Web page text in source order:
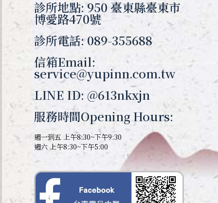
診所地點: 950 臺東縣臺東市
博愛路470號
診所電話: 089-355688
信箱Email:
service@yupinn.com.tw
LINE ID: @613nkxjn
服務時間Opening Hours:
週一到五 上午8:30~下午9:30
週六 上午8:30~下午5:00